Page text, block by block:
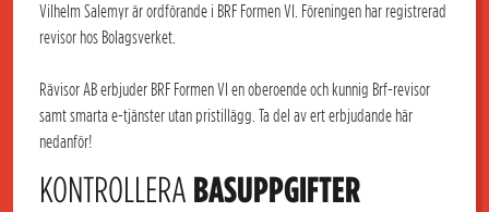
Vilhelm Salemyr är ordförande i BRF Formen VI. Föreningen har registrerad
revisor hos Bolagsverket.
Rävisor AB erbjuder BRF Formen VI en oberoende och kunnig Brf-revisor
samt smarta e-tjänster utan pristillägg. Ta del av ert erbjudande här
nedanför!
KONTROLLERA BASUPPGIFTER